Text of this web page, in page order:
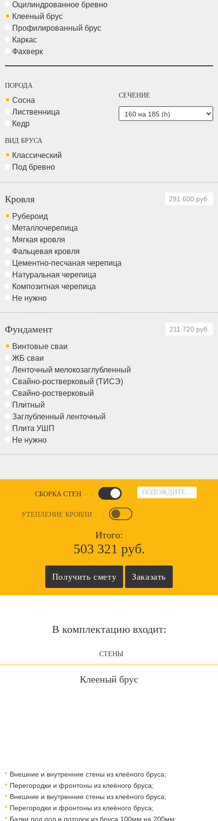
Оцилиндрованное бревно
Клееный брус
Профилированный брус
Каркас
Фахверк
ПОРОДА
Сосна
Лиственница
Кедр
СЕЧЕНИЕ
ВИД БРУСА
Классический
Под бревно
Кровля 291 600 руб.
Рубероид
Металлочерепица
Мягкая кровля
Фальцевая кровля
Цементно-песчаная черепица
Натуральная черепица
Композитная черепица
Не нужно
Фундамент 211 720 руб.
Винтовые сваи
ЖБ сваи
Ленточный мелокозаглубленный
Свайно-ростверковый (ТИСЭ)
Свайно-ростверковый
Плитный
Заглубленный ленточный
Плита УШП
Не нужно
ПОДОЖДИТЕ...
СБОРКА СТЕН :
УТЕПЛЕНИЕ КРОВЛИ :
Итого:
503 321 руб.
В комплектацию входит:
СТЕНЫ
Клееный брус
Внешние и внутренние стены из клеёного бруса;
Перегородки и фронтоны из клеёного бруса;
Внешние и внутренние стены из клеёного бруса;
Перегородки и фронтоны из клеёного бруса;
Балки под пол и потолок из бруса 100мм на 200мм;